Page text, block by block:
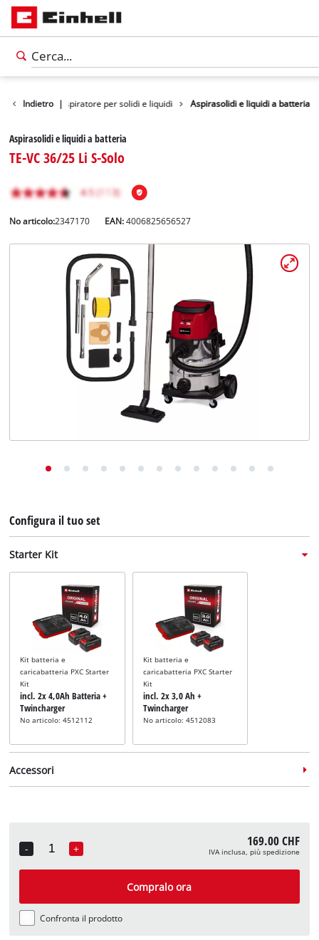
Indietro |
la pulizia Aspiratore per solidi e liquidi Aspirasolidi e liquidi a batteria
Aspirasolidi e liquidi a batteria
TE-VC 36/25 Li S-Solo
No articolo:2347170 EAN:4006825656527
Configura il tuo set
Starter Kit
Kit batteria e
caricabatteria PXC Starter
Kit
incl. 2x 4,0Ah Batteria +
Twincharger
No articolo: 4512112
Kit batteria e
caricabatteria PXC Starter
Kit
incl. 2x 3,0 Ah +
Twincharger
No articolo: 4512083
Accessori
No articolo: 2351190
sporco da 25 l
No articolo: 2351150
-
Quantity
+ 169.00 CHF
IVA inclusa, più spedizione
Compralo ora
Confronta il prodotto